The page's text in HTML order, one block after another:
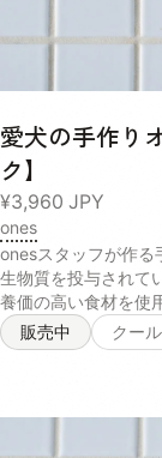
愛犬の手作り
ク】
¥3,960 JPY
ones
onesスタッフが作る
生物質を投与されて
養価の高い食材を使
るだけ排除したい、
ていないので安心し
で愛犬の食欲をUP
販売中 クー